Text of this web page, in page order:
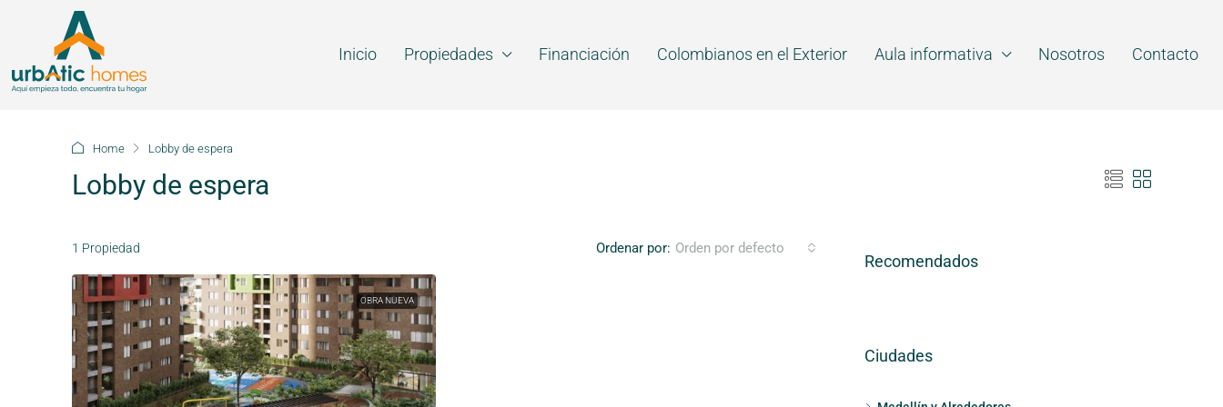
Inicio Propiedades Financiación Colombianos en el Exterior Aula informativa Nosotros Contacto
Home Lobby de espera
Lobby de espera
1 Propiedad Ordenar por: Orden por defecto
OBRA NUEVA
Recomendados
Ciudades